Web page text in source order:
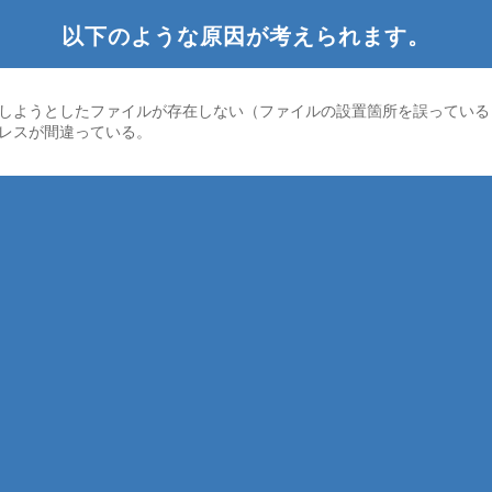
以下のような原因が考えられます。
ようとしたファイルが存在しない（ファイルの設置箇所を誤ってい
スが間違っている。